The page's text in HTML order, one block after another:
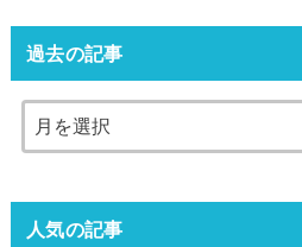
過去の記事
人気の記事